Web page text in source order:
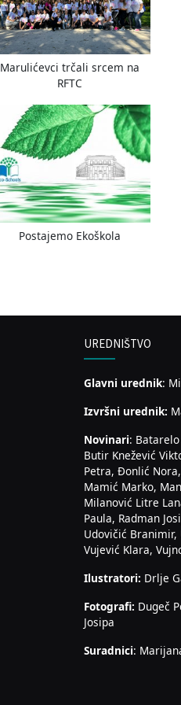
Marulićevci trčali srcem na
RFTC
Postajemo Ekoškola
UREDNIŠTVO
Glavni urednik:
Izvršni urednik:
Novinari:
Butir Knežević
Petra, Đonlić
Mamić Marko,
Milanović Litre
Paula, Radman
Udovičić Branimir,
Vujević Klara,
Ilustratori: Drlje
Fotografi: Dugeč
Josipa
Suradnici: